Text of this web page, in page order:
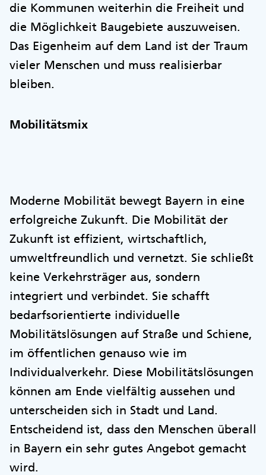
die Kommunen weiterhin die Freiheit und
die Möglichkeit Baugebiete auszuweisen.
Das Eigenheim auf dem Land ist der Traum
vieler Menschen und muss realisierbar
bleiben.
Mobilitätsmix
Moderne Mobilität bewegt Bayern in eine
erfolgreiche Zukunft. Die Mobilität der
Zukunft ist effizient, wirtschaftlich,
umweltfreundlich und vernetzt. Sie schließt
keine Verkehrsträger aus, sondern
integriert und verbindet. Sie schafft
bedarfsorientierte individuelle
Mobilitätslösungen auf Straße und Schiene,
im öffentlichen genauso wie im
Individualverkehr. Diese Mobilitätslösungen
können am Ende vielfältig aussehen und
unterscheiden sich in Stadt und Land.
Entscheidend ist, dass den Menschen überall
in Bayern ein sehr gutes Angebot gemacht
wird.